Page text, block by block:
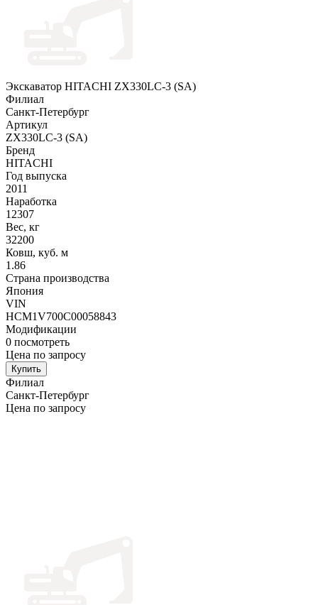
Экскаватор HITACHI ZX330LC-3 (SA)
Филиал
Санкт-Петербург
Артикул
ZX330LC-3 (SA)
Бренд
HITACHI
Год выпуска
2011
Наработка
12307
Вес, кг
32200
Ковш, куб. м
1.86
Страна производства
Япония
VIN
HCM1V700C00058843
Модификации
0 посмотреть
Цена по запросу
Купить
Филиал
Санкт-Петербург
Цена по запросу